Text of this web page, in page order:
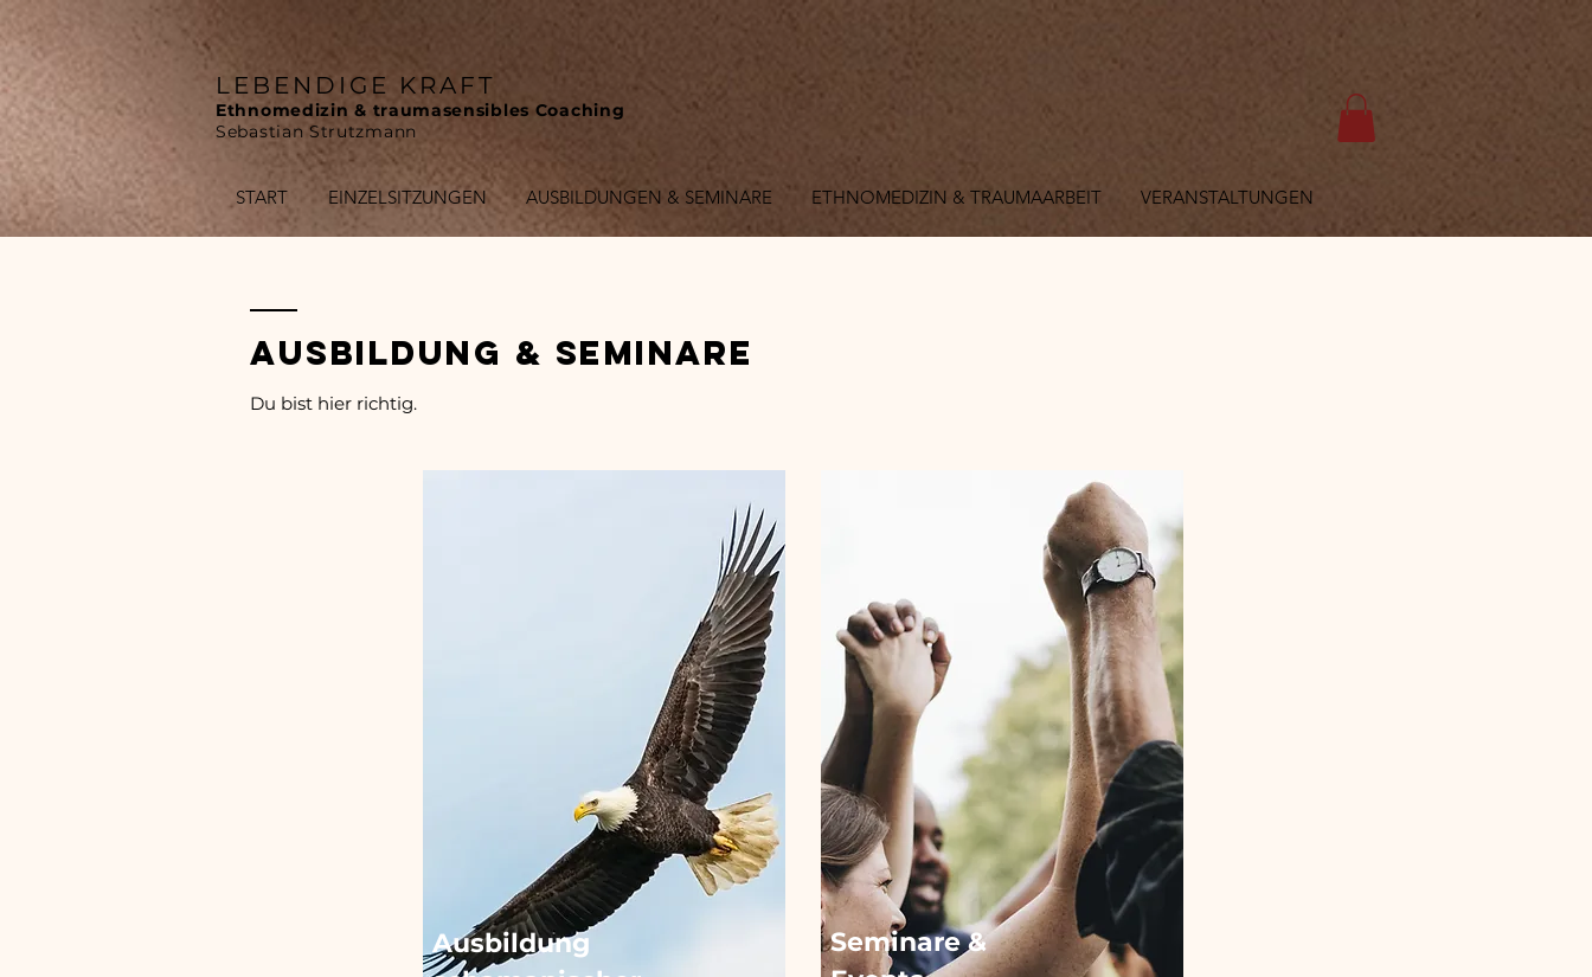
LEBENDIGE KRAFT
Ethnomedizin & traumasensibles Coaching
Sebastian Strutzmann
START EINZELSITZUNGEN AUSBILDUNGEN & SEMINARE ETHNOMEDIZIN & TRAUMAARBEIT VERANSTALTUNGEN
Ausbildung & SEMINARE
Du bist hier richtig.
Ausbildung
Seminare &